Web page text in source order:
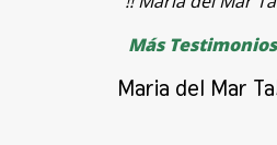
Más Testimonios
Maria del Mar